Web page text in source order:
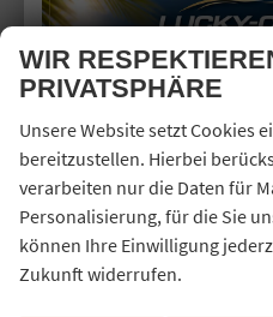
CO2-Klasse:C
WIR
PRIVATSPHÄRE
Unsere Website setzt Cookies
bereitzustellen. Hierbei
verarbeiten nur die Daten für
Personalisierung, für die Sie
können Ihre Einwilligung
Zukunft widerrufen.